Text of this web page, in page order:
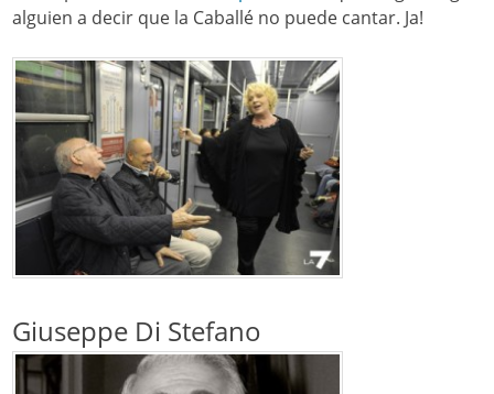
alguien a decir que la Caballé no puede cantar. Ja!
Giuseppe Di Stefano